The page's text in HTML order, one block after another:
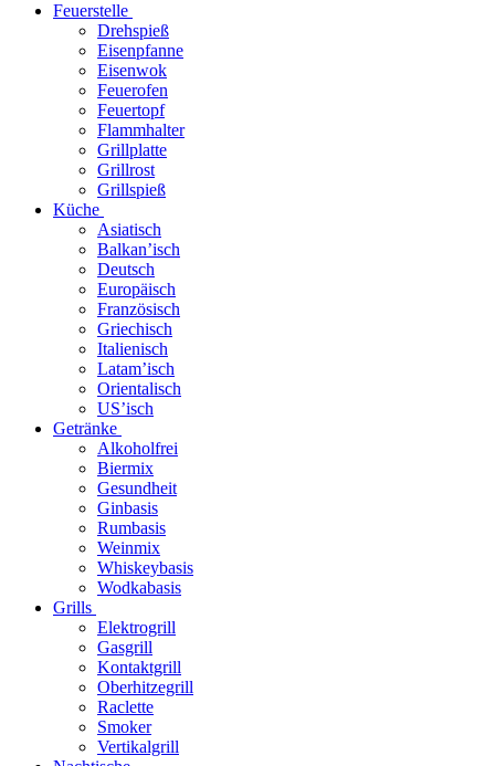
Feuerstelle
Drehspieß
Eisenpfanne
Eisenwok
Feuerofen
Feuertopf
Flammhalter
Grillplatte
Grillrost
Grillspieß
Küche
Asiatisch
Balkan’isch
Deutsch
Europäisch
Französisch
Griechisch
Italienisch
Latam’isch
Orientalisch
US’isch
Getränke
Alkoholfrei
Biermix
Gesundheit
Ginbasis
Rumbasis
Weinmix
Whiskeybasis
Wodkabasis
Grills
Elektrogrill
Gasgrill
Kontaktgrill
Oberhitzegrill
Raclette
Smoker
Vertikalgrill